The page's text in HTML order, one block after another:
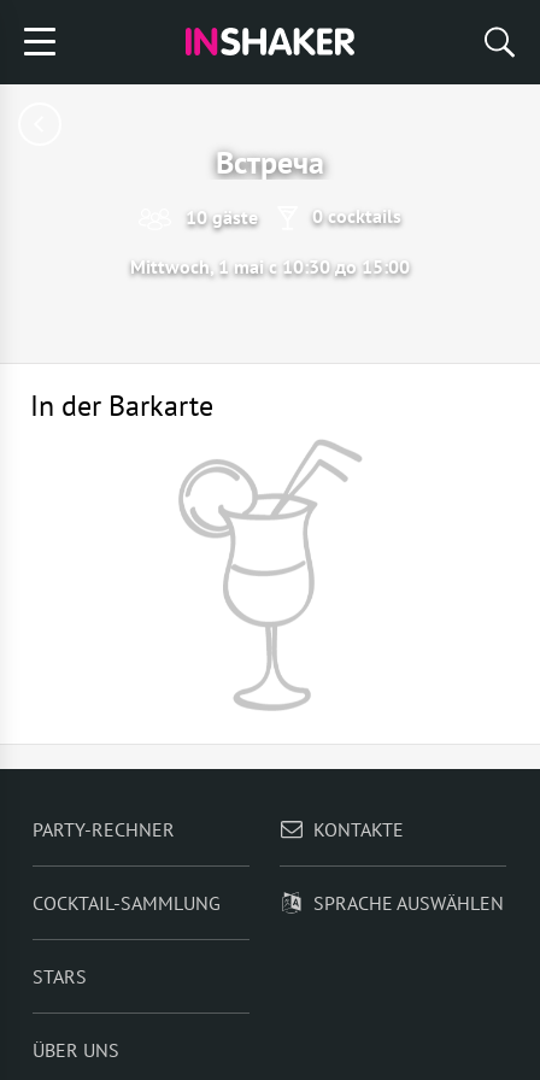
Встреча
10 gäste 0 cocktails
Mittwoch, 1 mai с 10:30 до 15:00
In der Barkarte
PARTY-RECHNER
COCKTAIL-SAMMLUNG
STARS
ÜBER UNS
KONTAKTE
SPRACHE AUSWÄHLEN